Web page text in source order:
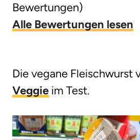
Bewertungen)
Alle Bewertungen lesen
Die vegane Fleischwurst
Veggie im Test.